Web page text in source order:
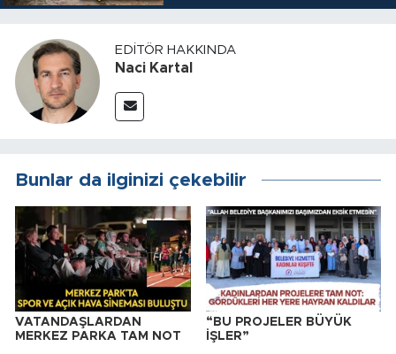
EDITÖR HAKKINDA
Naci Kartal
Bunlar da ilginizi çekebilir
VATANDAŞLARDAN
MERKEZ PARKA TAM NOT
“BU PROJELER BÜYÜK
İŞLER”